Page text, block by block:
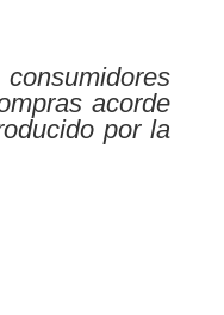
acorde
por la